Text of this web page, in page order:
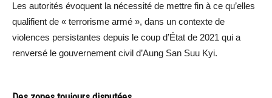
Les autorités évoquent la nécessité de mettre fin à ce qu’elles
qualifient de « terrorisme armé », dans un contexte de
violences persistantes depuis le coup d’État de 2021 qui a
renversé le gouvernement civil d’Aung San Suu Kyi.